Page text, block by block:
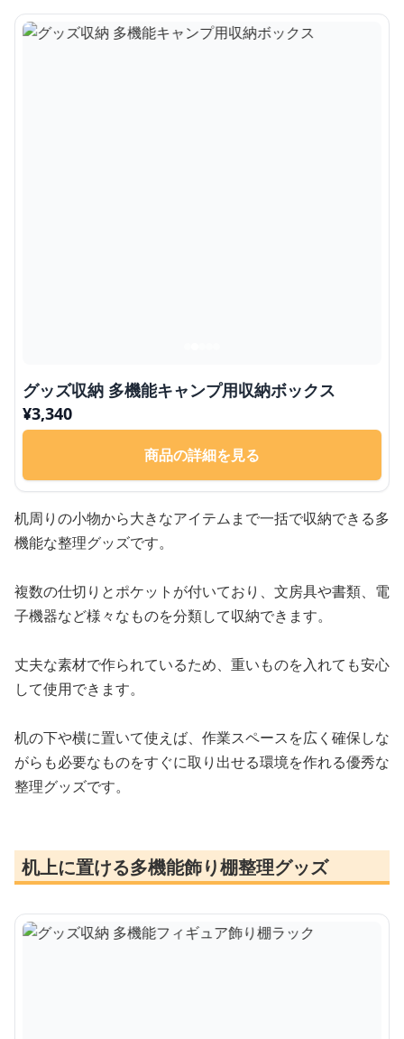
グッズ収納 多機能キャンプ用収納ボックス
¥3,340
商品の詳細を見る
机周りの小物から大きなアイテムまで一括で収納できる多
機能な整理グッズです。
複数の仕切りとポケットが付いており、文房具や書類、電
子機器など様々なものを分類して収納できます。
丈夫な素材で作られているため、重いものを入れても安心
して使用できます。
机の下や横に置いて使えば、作業スペースを広く確保しな
がらも必要なものをすぐに取り出せる環境を作れる優秀な
整理グッズです。
机上に置ける多機能飾り棚整理グッズ